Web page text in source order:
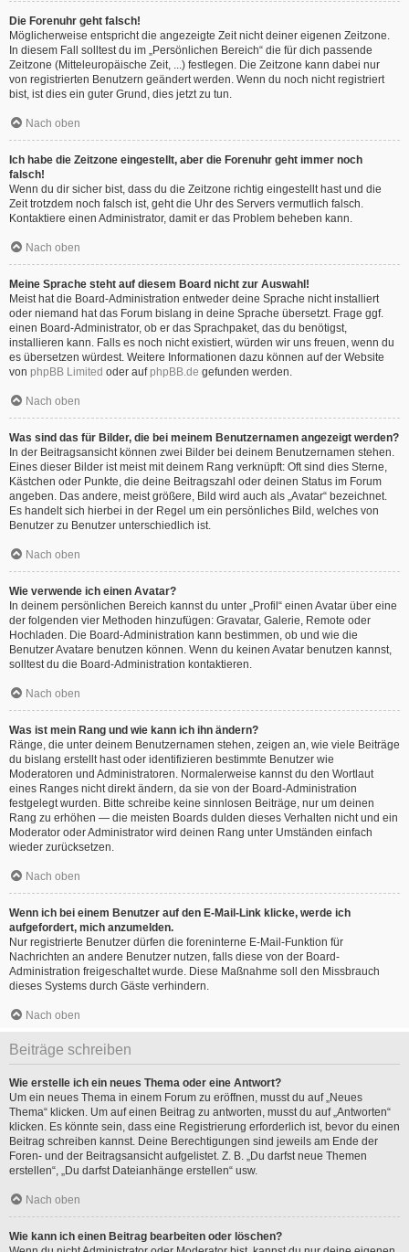
Die Forenuhr geht falsch!
Möglicherweise entspricht die angezeigte Zeit nicht deiner eigenen Zeitzone.
In diesem Fall solltest du im „Persönlichen Bereich“ die für dich passende
Zeitzone (Mitteleuropäische Zeit, ...) festlegen. Die Zeitzone kann dabei nur
von registrierten Benutzern geändert werden. Wenn du noch nicht registriert
bist, ist dies ein guter Grund, dies jetzt zu tun.
Nach oben
Ich habe die Zeitzone eingestellt, aber die Forenuhr geht immer noch
falsch!
Wenn du dir sicher bist, dass du die Zeitzone richtig eingestellt hast und die
Zeit trotzdem noch falsch ist, geht die Uhr des Servers vermutlich falsch.
Kontaktiere einen Administrator, damit er das Problem beheben kann.
Nach oben
Meine Sprache steht auf diesem Board nicht zur Auswahl!
Meist hat die Board-Administration entweder deine Sprache nicht installiert
oder niemand hat das Forum bislang in deine Sprache übersetzt. Frage ggf.
einen Board-Administrator, ob er das Sprachpaket, das du benötigst,
installieren kann. Falls es noch nicht existiert, würden wir uns freuen, wenn du
es übersetzen würdest. Weitere Informationen dazu können auf der Website
von phpBB Limited oder aufphpBB.de gefunden werden.
Nach oben
Was sind das für Bilder, die bei meinem Benutzernamen angezeigt werden?
In der Beitragsansicht können zwei Bilder bei deinem Benutzernamen stehen.
Eines dieser Bilder ist meist mit deinem Rang verknüpft: Oft sind dies Sterne,
Kästchen oder Punkte, die deine Beitragszahl oder deinen Status im Forum
angeben. Das andere, meist größere, Bild wird auch als „Avatar“ bezeichnet.
Es handelt sich hierbei in der Regel um ein persönliches Bild, welches von
Benutzer zu Benutzer unterschiedlich ist.
Nach oben
Wie verwende ich einen Avatar?
In deinem persönlichen Bereich kannst du unter „Profil“ einen Avatar über eine
der folgenden vier Methoden hinzufügen: Gravatar, Galerie, Remote oder
Hochladen. Die Board-Administration kann bestimmen, ob und wie die
Benutzer Avatare benutzen können. Wenn du keinen Avatar benutzen kannst,
solltest du die Board-Administration kontaktieren.
Nach oben
Was ist mein Rang und wie kann ich ihn ändern?
Ränge, die unter deinem Benutzernamen stehen, zeigen an, wie viele Beiträge
du bislang erstellt hast oder identifizieren bestimmte Benutzer wie
Moderatoren und Administratoren. Normalerweise kannst du den Wortlaut
eines Ranges nicht direkt ändern, da sie von der Board-Administration
festgelegt wurden. Bitte schreibe keine sinnlosen Beiträge, nur um deinen
Rang zu erhöhen — die meisten Boards dulden dieses Verhalten nicht und ein
Moderator oder Administrator wird deinen Rang unter Umständen einfach
wieder zurücksetzen.
Nach oben
Wenn ich bei einem Benutzer auf den E-Mail-Link klicke, werde ich
aufgefordert, mich anzumelden.
Nur registrierte Benutzer dürfen die foreninterne E-Mail-Funktion für
Nachrichten an andere Benutzer nutzen, falls diese von der Board-
Administration freigeschaltet wurde. Diese Maßnahme soll den Missbrauch
dieses Systems durch Gäste verhindern.
Nach oben
Beiträge schreiben
Wie erstelle ich ein neues Thema oder eine Antwort?
Um ein neues Thema in einem Forum zu eröffnen, musst du auf „Neues
Thema“ klicken. Um auf einen Beitrag zu antworten, musst du auf „Antworten“
klicken. Es könnte sein, dass eine Registrierung erforderlich ist, bevor du einen
Beitrag schreiben kannst. Deine Berechtigungen sind jeweils am Ende der
Foren- und der Beitragsansicht aufgelistet. Z. B. „Du darfst neue Themen
erstellen“, „Du darfst Dateianhänge erstellen“ usw.
Nach oben
Wie kann ich einen Beitrag bearbeiten oder löschen?